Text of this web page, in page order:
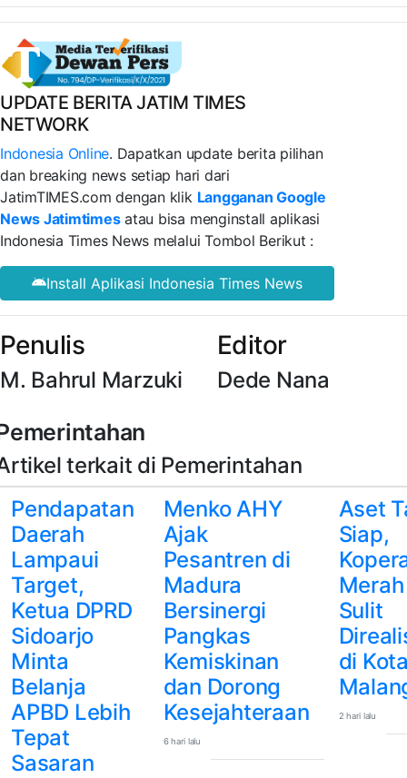
UPDATE BERITA JATIM TIMES
NETWORK
Indonesia Online. Dapatkan update berita pilihan
dan breaking news setiap hari dari
JatimTIMES.com dengan klik Langganan Google
News Jatimtimesatau bisa menginstall aplikasi
Indonesia Times News melalui Tombol Berikut :
Install Aplikasi Indonesia Times News
Penulis
M. Bahrul Marzuki
Editor
Dede Nana
terkait di Pemerintahan
Pendapatan
Daerah
Lampaui
Target,
Ketua DPRD
Sidoarjo
Minta
Belanja
APBD Lebih
Tepat
Sasaran
Menko AHY
Ajak
Pesantren di
Madura
Bersinergi
Pangkas
Kemiskinan
dan Dorong
Kesejahteraan
6 hari lalu
Aset
Siap,
Sulit
di
2 hari lalu